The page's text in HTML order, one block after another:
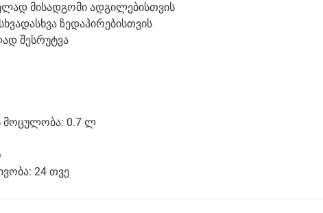
მისადგომი ადგილებისთვის
ზედაპირებისთვის
შესრუტვა
მოცულობა: 0.7 ლ
24 თვე